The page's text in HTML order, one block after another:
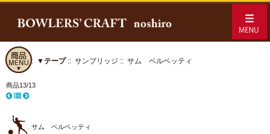
ホーム:: ▼テープ:: サンブリッジ :: サム ベルベッティ
商品13/13
サム ベルベッティ